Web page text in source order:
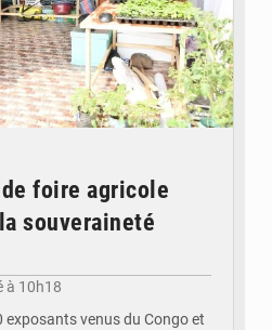
foire agricole
souveraineté
à 10h18
exposants venus du Congo et